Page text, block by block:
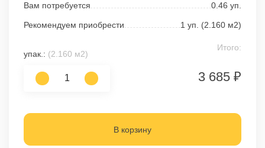
Вам потребуется 0.46 уп.
Рекомендуем приобрести 1 уп. (2.160 м2)
упак.: (2.160 м2)
Итого:
3 685 ₽
В корзину